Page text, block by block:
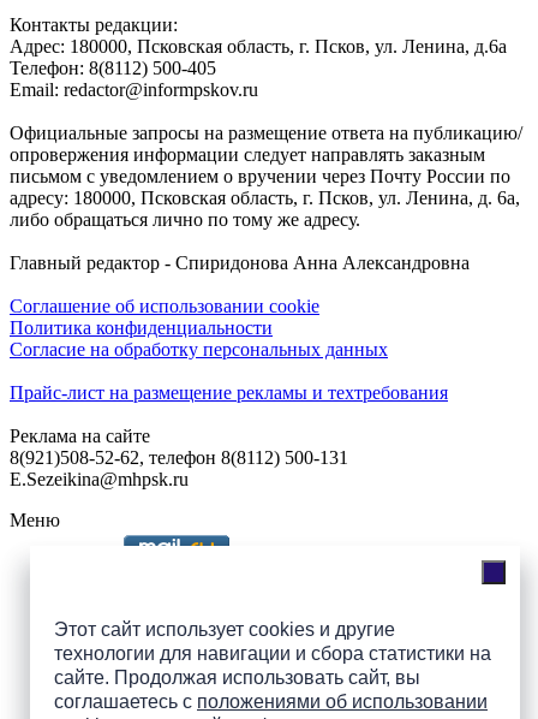
Этот сайт использует cookies и другие
технологии для навигации и сбора статистики на
сайте. Продолжая использовать сайт, вы
соглашаетесь с положениями об использовании
Контакты редакции:
Адреc: 180000, Псковская область, г. Псков, ул. Ленина, д.6а
Телефон: 8(8112) 500-405
Email: redactor@informpskov.ru
Официальные запросы на размещение ответа на публикацию/
опровержения информации следует направлять заказным
письмом с уведомлением о вручении через Почту России по
адресу: 180000, Псковская область, г. Псков, ул. Ленина, д. 6а,
либо обращаться лично по тому же адресу.
Главный редактор - Спиридонова Анна Александровна
Соглашение об использовании cookie
Политика конфиденциальности
Согласие на обработку персональных данных
Прайс-лист на размещение рекламы и техтребования
Реклама на сайте
8(921)508-52-62, телефон 8(8112) 500-131
E.Sezeikina@mhpsk.ru
Меню
Подпишись на группы